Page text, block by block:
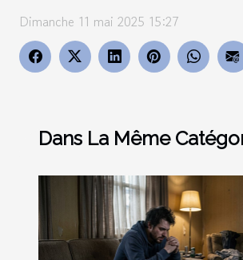
Dimanche 11 mai 2025 15:27
Dans La Même